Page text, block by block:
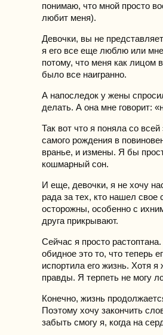
понимаю, что мной просто
любит меня).
Девочки, вы не
я его все еще люблю или
потому, что меня как лицом
было все наигранно.
А напоследок у жены
делать. А она мне говорит:
Так вот что я поняла со
самого рождения в
вранье, и измены. Я бы
кошмарный сон.
И еще, девочки, я не хочу
рада за тех, кто нашел
осторожны, особенно с
друга прикрывают.
Сейчас я просто
обидное это то, что теперь
испортила его жизнь. Хотя
правды. Я терпеть не могу
Конечно, жизнь
Поэтому хочу закончить
забыть смогу я, когда на